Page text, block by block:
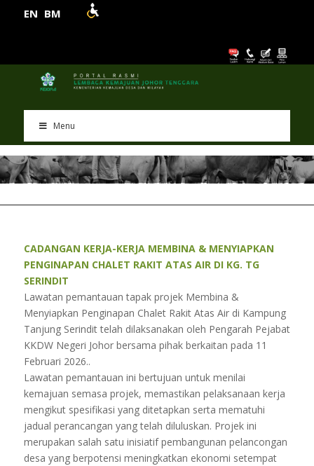
EN BM
Menu
CADANGAN KERJA-KERJA MEMBINA & MENYIAPKAN
PENGINAPAN CHALET RAKIT ATAS AIR DI KG. TG
SERINDIT
Lawatan pemantauan tapak projek Membina &
Menyiapkan Penginapan Chalet Rakit Atas Air di Kampung
Tanjung Serindit telah dilaksanakan oleh Pengarah Pejabat
KKDW Negeri Johor bersama pihak berkaitan pada 11
Februari 2026..
Lawatan pemantauan ini bertujuan untuk menilai
kemajuan semasa projek, memastikan pelaksanaan kerja
mengikut spesifikasi yang ditetapkan serta mematuhi
jadual perancangan yang telah diluluskan. Projek ini
merupakan salah satu inisiatif pembangunan pelancongan
desa yang berpotensi meningkatkan ekonomi setempat